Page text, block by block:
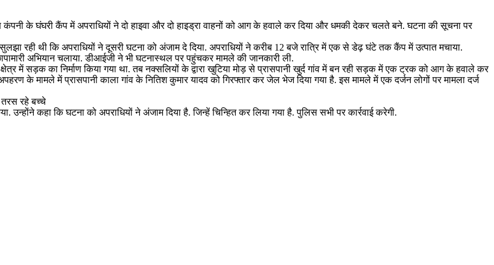
के घंघरी कैंप में अपराधियों ने दो हाइवा और दो हाइड्रा वाहनों को आग के हवाले कर दिया और धमकी देकर चलते बने. घटना की सूचना पर
रही थी कि अपराधियों ने दूसरी घटना को अंजाम दे दिया. अपराधियों ने करीब 12 बजे रात्रि में एक से डेढ़ घंटे तक कैंप में उत्पात मचाया.
अभियान चलाया. डीआईजी ने भी घटनास्‍थल पर पहुंचकर मामले की जानकारी ली.
में सड़क का निर्माण किया गया था. तब नक्सलियों के द्वारा खुटिया मोड़ से प्रासपानी खुर्द गांव में बन रही सड़क में एक ट्रक को आग के हवाले कर
के मामले में प्रासपानी काला गांव के नितिश कुमार यादव को गिरफ्तार कर जेल भेज दिया गया है. इस मामले में एक दर्जन लोगों पर मामला दर्ज
रहे बच्चे
कहा कि घटना को अपराधियों ने अंजाम दिया है. जिन्हें चिन्हित कर लिया गया है. पुलिस सभी पर कार्रवाई करेगी.